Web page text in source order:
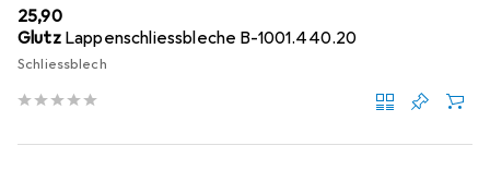
EUR
25,90
Glutz Lappenschliessbleche B-1001.440.20
Schliessblech